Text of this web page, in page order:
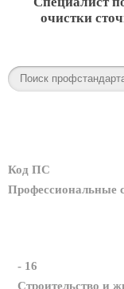
очистки
Код ПС
Профессиональные
- 16
Строительство и